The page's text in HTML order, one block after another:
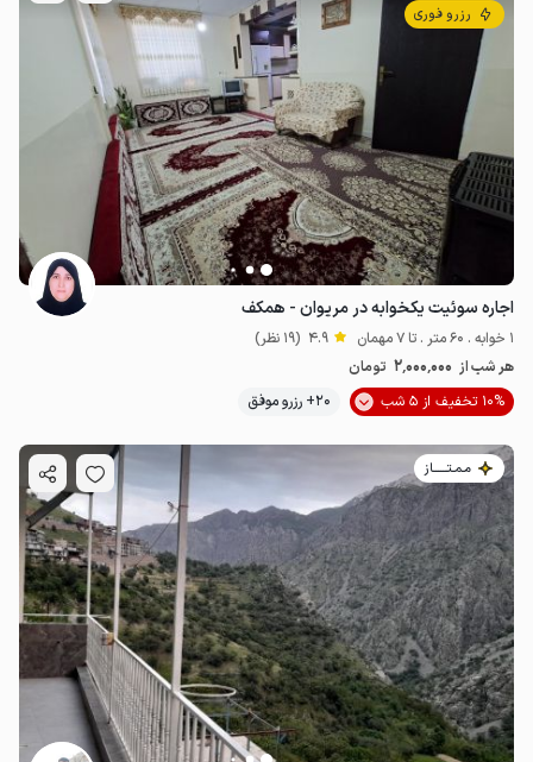
1.95میلیون ت 4.8
رزرو فوری
اجاره سوئیت یکخوابه در مریوان - همکف
1 خوابه . 60 متر . تا 7 مهمان 4.9 (19 نظر)
هر شب از 2٬000٬000 تومان
10% تخفیف از 5 شب
20+ رزرو موفق
مـمـتــــــاز